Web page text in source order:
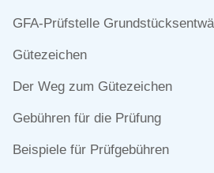
Navigation
GFA-Prüfstelle
Gütezeichen
Der Weg zum Gütezeichen
Gebühren für die Prüfung
Beispiele für Prüfgebühren